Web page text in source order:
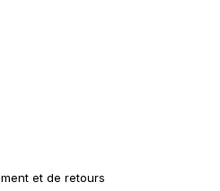
et de retours